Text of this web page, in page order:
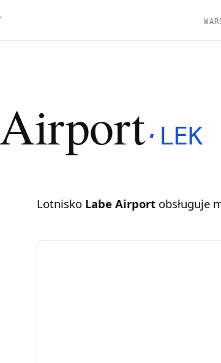
· LEK
Lotnisko Labe Airport obsługuje